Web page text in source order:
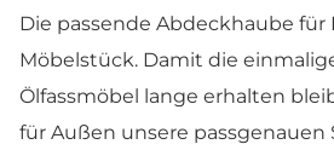
Die passende Abdeckhaube
Möbelstück. Damit die
Ölfassmöbel lange erhalten
für Außen unsere passgenauen